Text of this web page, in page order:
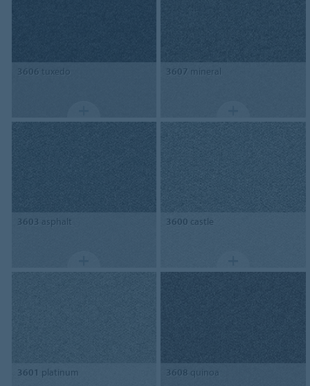
3606 tuxedo 3607 mineral
3603 asphalt 3600 castle
3601 platinum 3608 quinoa